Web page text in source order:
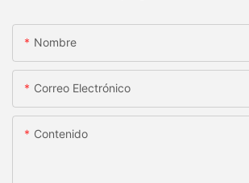
Nombre
Correo Electrónico
Contenido